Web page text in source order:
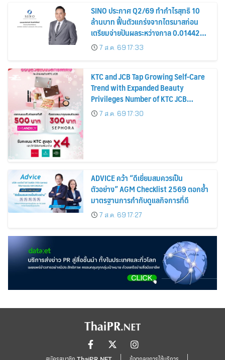
SINO ประกาศ Q2/69 ทำกำไรสุทธิ 10
ล้านบาท ฟื้นตัวแกร่งจากไตรมาสก่อน
เตรียมจ่ายปันผลระหว่างกาล 0.014423
บาทต่อหุ้น ครึ่งปีหลังมุ่งเติบโตต่อเนื่อง
7 ส.ค. 69 17:33
KTC and JCB Tap Growing Self-Care
Trend with Expanded Beauty
Privileges Number of KTC JCB
Cardmembers Spending on
Cosmetics Rises 26%
7 ส.ค. 69 17:30
ADVICE คว้า “ดีเยี่ยมสมควรเป็น
ตัวอย่าง” AGM Checklist 2569 ตอกย้ำ
มาตรฐานการกำกับดูแลกิจการที่ดี
7 ส.ค. 69 17:27